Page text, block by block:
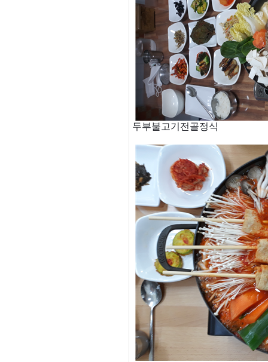
두부불고기전골정식